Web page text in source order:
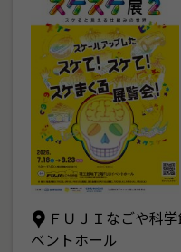
ＦＵＪＩなごや科
ベントホール